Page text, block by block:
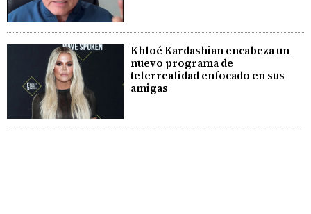
Khloé Kardashian encabeza un
nuevo programa de
telerrealidad enfocado en sus
amigas